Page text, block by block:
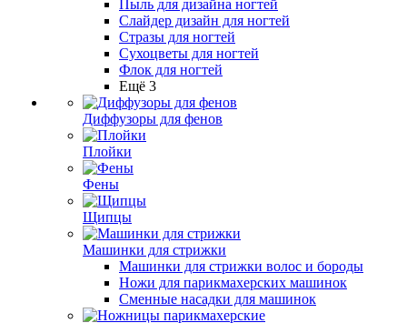
Пыль для дизайна ногтей
Слайдер дизайн для ногтей
Стразы для ногтей
Сухоцветы для ногтей
Флок для ногтей
Ещё 3
Диффузоры для фенов
Плойки
Фены
Щипцы
Машинки для стрижки
Машинки для стрижки волос и бороды
Ножи для парикмахерских машинок
Сменные насадки для машинок